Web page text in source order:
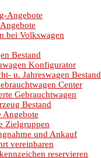
Angebote
bei Volkswagen
Bestand
Konfigurator
u. Jahreswagen Bestand
Center
Gebrauchtwagen
Bestand
Angebote
Zielgruppen
und Ankauf
vereinbaren
reservieren